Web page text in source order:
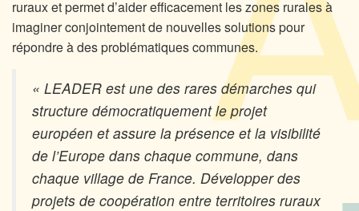
ruraux et permet d’aider efficacement les zones rurales à
imaginer conjointement de nouvelles solutions pour
répondre à des problématiques communes.
« LEADER est une des rares démarches qui
structure démocratiquement le projet
européen et assure la présence et la visibilité
de l’Europe dans chaque commune, dans
chaque village de France. Développer des
projets de coopération entre territoires ruraux